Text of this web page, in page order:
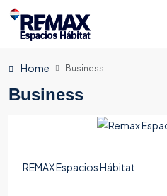
Home Business
Business
REMAX Espacios Hábitat